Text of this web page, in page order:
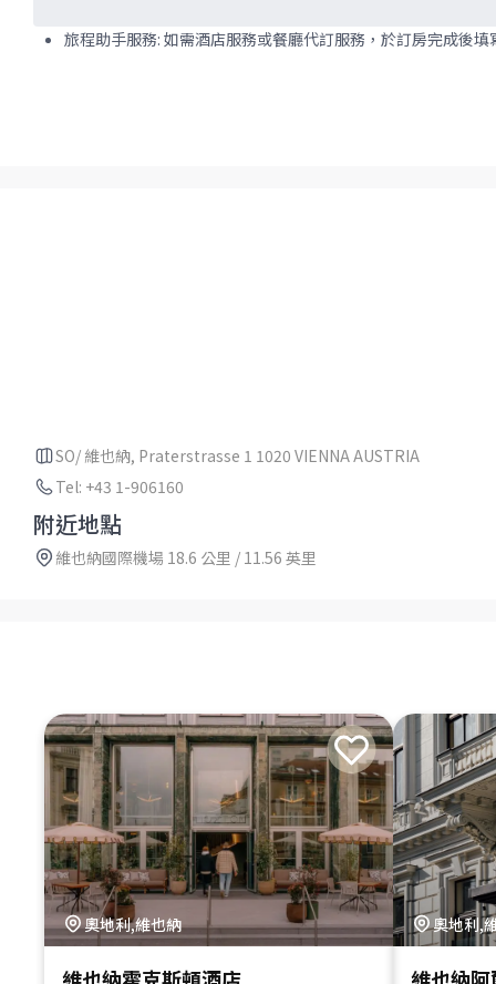
旅程助手服務: 如需酒店服務或餐廳代訂服務，於訂房完成後
SO/ 維也納, Praterstrasse 1 1020 VIENNA AUSTRIA
Tel: +43 1-906160
附近地點
維也納國際機場 18.6 公里 / 11.56 英里
奧地利,維也納 奧地利,